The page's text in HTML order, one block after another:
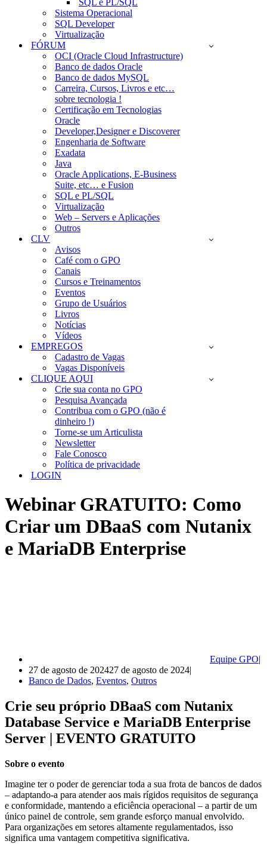
SQL e PL/SQL
Sistema Operacional
SQL Developer
Virtualização
FÓRUM
OCI (Oracle Cloud Infrastructure)
Banco de dados Oracle
Banco de dados MySQL
Carreira, Cursos, Livros e etc…
sobre tecnologia !
Certificação em Tecnologias
Oracle
Developer,Designer e Discoverer
Engenharia de Software
Exadata
Java
Oracle Applications, E-Business
Suite, etc… e Fusion
SQL e PL/SQL
Virtualização
Web – Servers e Aplicações
Outros
CLV
Avisos
Café com o GPO
Canais
Cursos e Treinamentos
Eventos
Grupo de Usuários
Livros
Notícias
Vídeos
EMPREGOS
Cadastro de Vagas
Vagas Disponíveis
CLIQUE AQUI
Crie sua conta no GPO
Pesquisa Avançada
Contribua com o GPO (não é
dinheiro !)
Torne-se um Articulista
Newsletter
Fale Conosco
Política de privacidade
LOGIN
Webinar GRATUITO: Como
Criar um DBaaS com Nutanix
e MariaDB Enterprise
Equipe GPO
27 de agosto de 202427 de agosto de 2024
Banco de Dados, Eventos, Outros
Crie seu próprio DBaaS com Nutanix
Database Service e MariaDB Enterprise
Server | EVENTO GRATUITO
Sobre o evento
Imagine ter o poder de gerenciar toda a sua frota de bancos de dados
– adaptando-a para atender aos mais rígidos requisitos de segurança
e conformidade, mantendo a eficiência operacional – a partir de um
único painel de controle, sem grande esforço manual envolvido.
Para organizações em setores altamente regulamentados, isso
significa uma vantagem competitiva significativa.